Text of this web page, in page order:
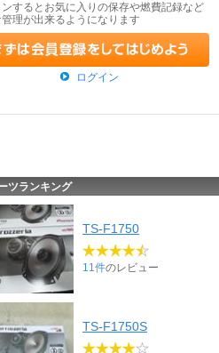
するとお気に入りの保存や燃費記録など
理が出来るようになります
ログイン
ツランキング
TS-F1750
11件のレビュー
TS-F1750S